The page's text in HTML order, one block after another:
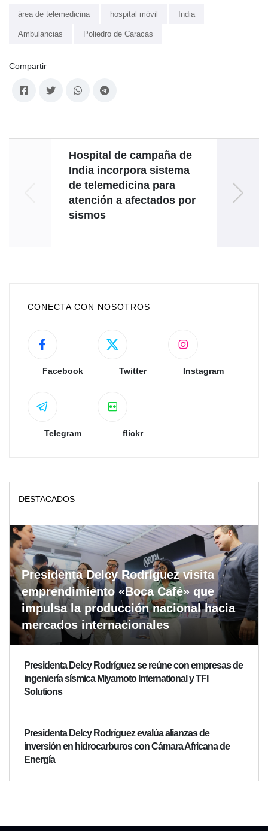
área de telemedicina hospital móvil India
Ambulancias Poliedro de Caracas
Compartir
Hospital de campaña de
India incorpora sistema
de telemedicina para
atención a afectados por
sismos
CONECTA CON NOSOTROS
Facebook Twitter Instagram
Telegram flickr
DESTACADOS
Presidenta Delcy Rodríguez visita
emprendimiento «Boca Café» que
impulsa la producción nacional hacia
mercados internacionales
Presidenta Delcy Rodríguez se reúne con empresas de
ingeniería sísmica Miyamoto International y TFI
Solutions
Presidenta Delcy Rodríguez evalúa alianzas de
inversión en hidrocarburos con Cámara Africana de
Energía